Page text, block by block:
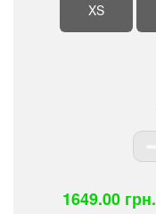
XS
1649.00 грн.